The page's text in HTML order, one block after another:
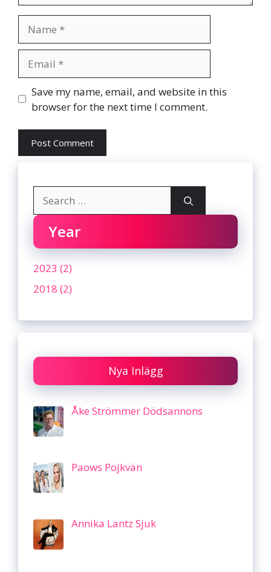
Website
Save my name, email, and website in this
browser for the next time I comment.
for:
Year
2023 (2)
2018 (2)
Nya Inlägg
Åke Strömmer Dödsannons
Paows Pojkvän
Annika Lantz Sjuk